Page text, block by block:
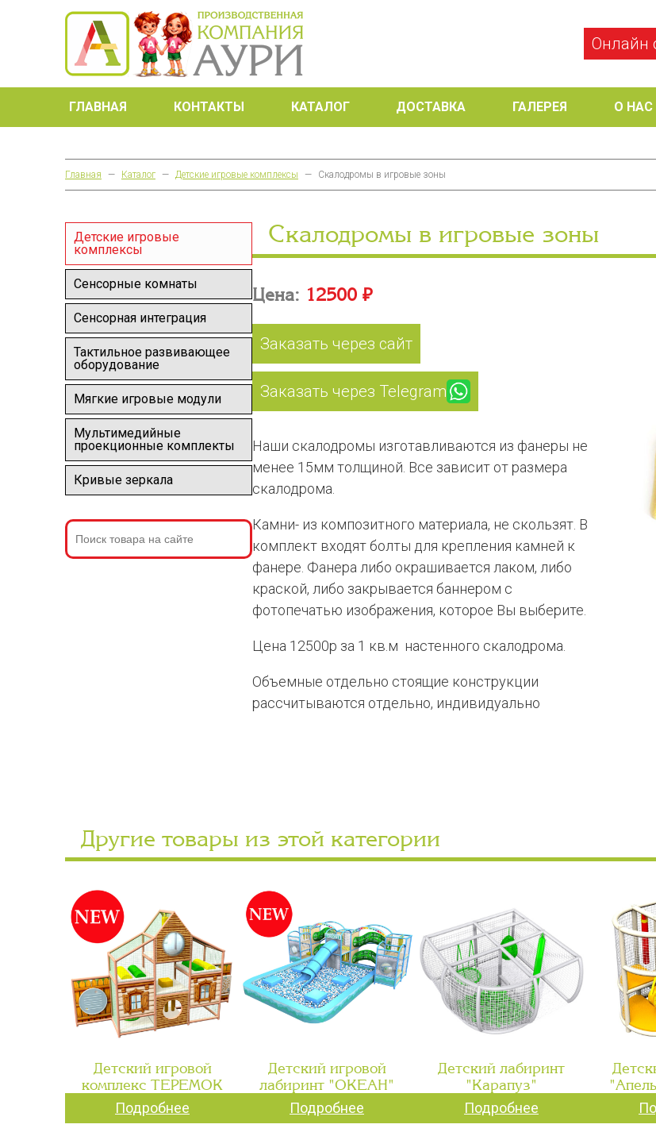
Онлайн
ГЛАВНАЯ КОНТАКТЫ КАТАЛОГ ДОСТАВКА ГАЛЕРЕЯ О НАС
Главная — Каталог — Детские игровые комплексы — Скалодромы в игровые зоны
Детские игровые
комплексы
Сенсорные комнаты
Сенсорная интеграция
Тактильное развивающее
оборудование
Мягкие игровые модули
Мультимедийные
проекционные комплекты
Кривые зеркала
Скалодромы в игровые зоны
Цена: 12500 ₽
Заказать через сайт
Заказать через Telegram
Наши скалодромы изготавливаются из фанеры не
менее 15мм толщиной. Все зависит от размера
скалодрома.
Камни- из композитного материала, не скользят. В
комплект входят болты для крепления камней к
фанере. Фанера либо окрашивается лаком, либо
краской, либо закрывается баннером с
фотопечатью изображения, которое Вы выберите.
Цена 12500р за 1 кв.м настенного скалодрома.
Объемные отдельно стоящие конструкции
рассчитываются отдельно, индивидуально
Другие товары из этой категории
Детский игровой
комплекс ТЕРЕМОК
Подробнее
Детский игровой
лабиринт "ОКЕАН"
Подробнее
Детский лабиринт
"Карапуз"
Подробнее